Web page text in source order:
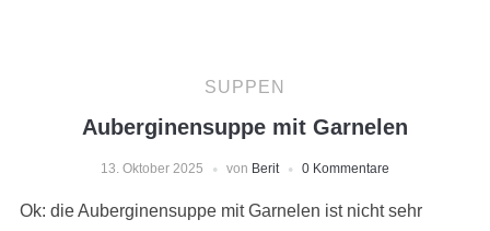
SUPPEN
Auberginensuppe mit Garnelen
13. Oktober 2025 von Berit 0 Kommentare
Ok: die Auberginensuppe mit Garnelen ist nicht sehr